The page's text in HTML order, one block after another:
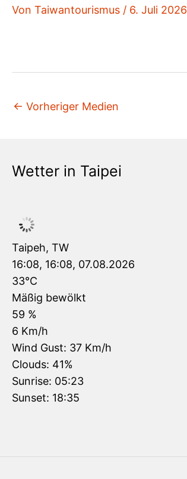
Von Taiwantourismus / 6. Juli 2026
← Vorheriger Medien
Wetter in Taipei
Taipeh, TW
16:08, 16:08, 07.08.2026
33°C
Mäßig bewölkt
59 %
6 Km/h
Wind Gust: 37 Km/h
Clouds: 41%
Sunrise: 05:23
Sunset: 18:35